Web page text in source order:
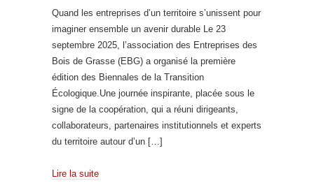
Quand les entreprises d’un territoire s’unissent pour
imaginer ensemble un avenir durable Le 23
septembre 2025, l’association des Entreprises des
Bois de Grasse (EBG) a organisé la première
édition des Biennales de la Transition
Écologique.Une journée inspirante, placée sous le
signe de la coopération, qui a réuni dirigeants,
collaborateurs, partenaires institutionnels et experts
du territoire autour d’un […]
Lire la suite